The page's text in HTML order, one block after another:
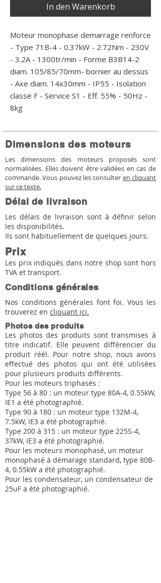
In den Warenkorb
Moteur monophase demarrage renforce
- Type 71B-4 - 0.37kW - 2.72Nm - 230V
- 3.2A - 1300tr/min - Forme B3B14-2
diam. 105/85/70mm- bornier au dessus
- Axe diam. 14x30mm - IP55 - Isolation
classe F - Service S1 - Eff. 55% - 50Hz -
8kg
Dimensions des moteurs
Les dimensions des moteurs proposés sont
normalisées. Elles doivent être validées en cas de
commande. Vous pouvez les consulter en cliquant
sur ce texte.
Délai de livraison
Les délais de livraison sont à définir selon
les disponibilités.
Ils sont habituellement de quelques jours.
Prix
Les prix indiqués dans notre shop sont hors
TVA et transport.
Conditions générales
Nos conditions générales font foi. Vous les
trouverez en cliquant ici.
Photos des produits
Les photos des produits sont transmises à
titre indicatif. Elle peuvent différencier du
produit réél. Pour notre shop, nous avons
effectué des photos qui ont été utilisées
pour plusieurs produits différents.
Pour les moteurs triphasés :
Type 56 à 80 : un moteur type 80A-4, 0.55kW,
IE1 a été photographié.
Type 90 à 180 : un moteur type 132M-4,
7.5kW, IE3 a été photographié.
Type 200 à 315 : un moteur type 225S-4,
37kW, IE3 a été photographié.
Pour les moteurs monophasé, un moteur
monophasé à démarage standard, type 80B-
4, 0.55kW a été photographié.
Pour les condensateur, un condensateur de
25uF a été photographié.